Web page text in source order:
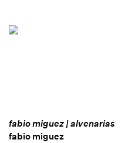
fabio miguez | alvenarias
fabio miguez